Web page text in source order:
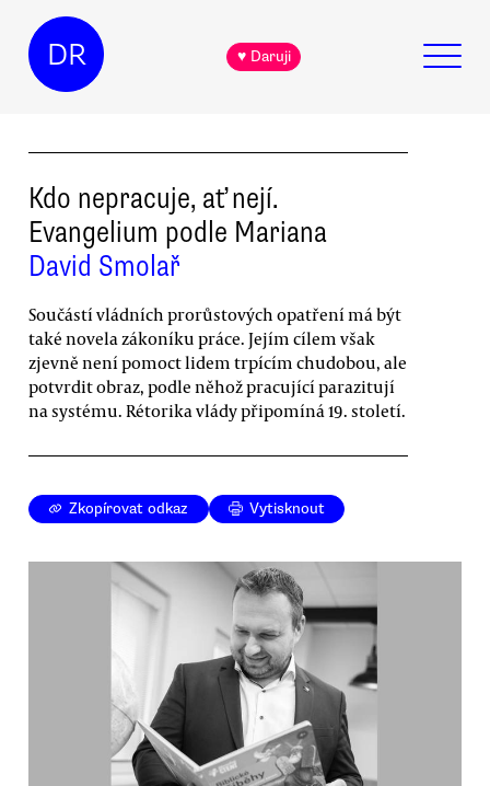
DR ♥ Daruji
Kdo nepracuje, ať nejí.
Evangelium podle Mariana
David Smolař
Součástí vládních prorůstových opatření má být
také novela zákoníku práce. Jejím cílem však
zjevně není pomoct lidem trpícím chudobou, ale
potvrdit obraz, podle něhož pracující parazitují
na systému. Rétorika vlády připomíná 19. století.
Zkopírovat odkaz Vytisknout